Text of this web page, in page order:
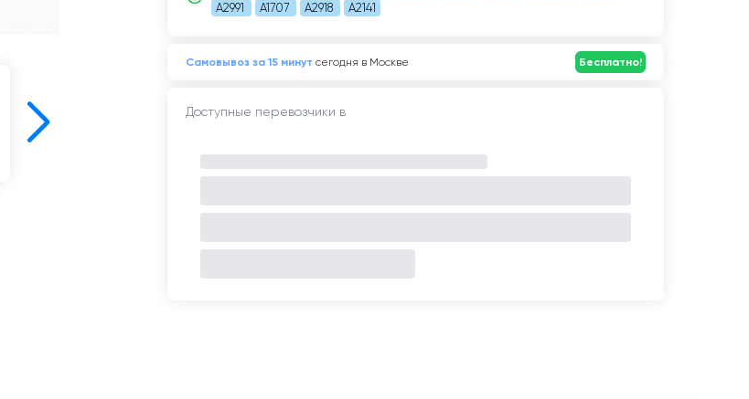
A2991
A1707 A2918 A2141
Самовывоз за 15 минут сегодня в Москве Бесплатно!
Доступные перевозчики в